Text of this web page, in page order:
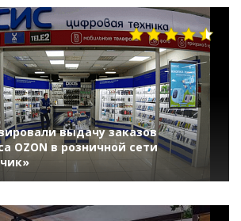
выдачу заказов
OZON в розничной сети